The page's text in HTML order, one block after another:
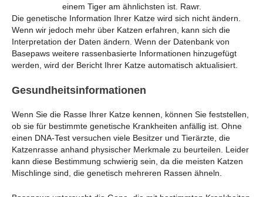
einem Tiger am ähnlichsten ist. Rawr.
Die genetische Information Ihrer Katze wird sich nicht ändern.
Wenn wir jedoch mehr über Katzen erfahren, kann sich die
Interpretation der Daten ändern. Wenn der Datenbank von
Basepaws weitere rassenbasierte Informationen hinzugefügt
werden, wird der Bericht Ihrer Katze automatisch aktualisiert.
Gesundheitsinformationen
Wenn Sie die Rasse Ihrer Katze kennen, können Sie feststellen,
ob sie für bestimmte genetische Krankheiten anfällig ist. Ohne
einen DNA-Test versuchen viele Besitzer und Tierärzte, die
Katzenrasse anhand physischer Merkmale zu beurteilen. Leider
kann diese Bestimmung schwierig sein, da die meisten Katzen
Mischlinge sind, die genetisch mehreren Rassen ähneln.